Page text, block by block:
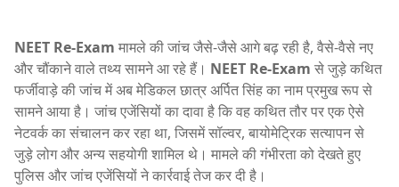
NEET Re-Exam मामले की जांच जैसे-जैसे आगे बढ़ रही है, वैसे-वैसे नए
और चौंकाने वाले तथ्य सामने आ रहे हैं। NEET Re-Exam से जुड़े कथित
फर्जीवाड़े की जांच में अब मेडिकल छात्र अर्पित सिंह का नाम प्रमुख रूप से
सामने आया है। जांच एजेंसियों का दावा है कि वह कथित तौर पर एक ऐसे
नेटवर्क का संचालन कर रहा था, जिसमें सॉल्वर, बायोमेट्रिक सत्यापन से
जुड़े लोग और अन्य सहयोगी शामिल थे। मामले की गंभीरता को देखते हुए
पुलिस और जांच एजेंसियों ने कार्रवाई तेज कर दी है।